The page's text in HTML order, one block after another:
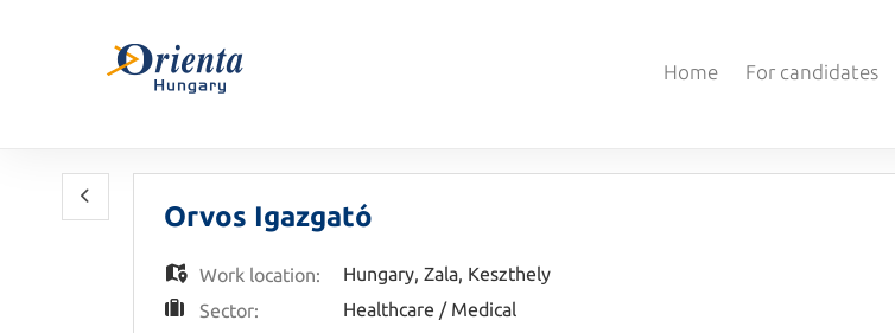
Home For candidates
Orvos Igazgató
Work location: Hungary, Zala, Keszthely
Sector:
Healthcare / Medical